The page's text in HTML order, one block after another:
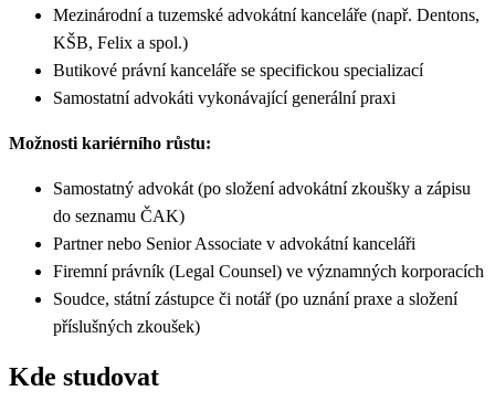
Mezinárodní a tuzemské advokátní kanceláře (např. Dentons,
KŠB, Felix a spol.)
Butikové právní kanceláře se specifickou specializací
Samostatní advokáti vykonávající generální praxi
Možnosti kariérního růstu:
Samostatný advokát (po složení advokátní zkoušky a zápisu
do seznamu ČAK)
Partner nebo Senior Associate v advokátní kanceláři
Firemní právník (Legal Counsel) ve významných korporacích
Soudce, státní zástupce či notář (po uznání praxe a složení
příslušných zkoušek)
Kde studovat